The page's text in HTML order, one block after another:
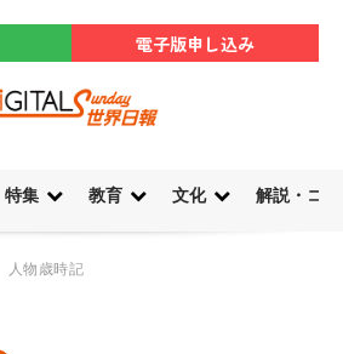
電子版申し込み
特集 教育 文化 解説・コ
物歳時記